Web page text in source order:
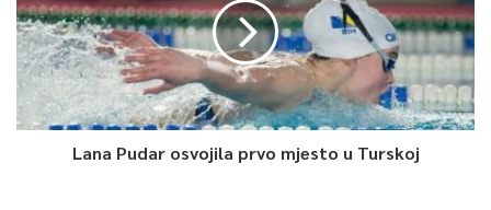
Lana Pudar osvojila prvo mjesto u Turskoj